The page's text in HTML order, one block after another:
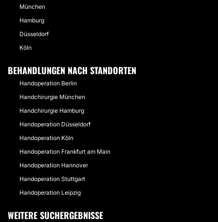
München
Hamburg
Düsseldorf
Köln
BEHANDLUNGEN NACH STANDORTEN
Handoperation Berlin
Handchirurgie München
Handchirurgie Hamburg
Handoperation Düsseldorf
Handoperation Köln
Handoperation Frankfurt am Main
Handoperation Hannover
Handoperation Stuttgart
Handoperation Leipzig
WEITERE SUCHERGEBNISSE